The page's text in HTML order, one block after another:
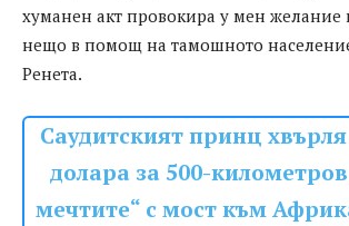
хуманен акт провокира у мен желание
нещо в помощ на тамошното
Ренета.
Саудитският принц
долара за 500-
мечтите“ с мост към